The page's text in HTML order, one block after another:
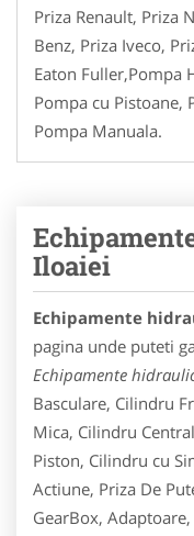
Priza Renault, Priza
Benz, Priza Iveco,
Eaton Fuller,Pompa
Pompa cu Pistoane,
Pompa Manuala.
Iloaiei
Echipamente
pagina unde puteti
Echipamente
Basculare, Cilindru
Mica, Cilindru
Piston, Cilindru cu
Actiune, Priza De
GearBox,